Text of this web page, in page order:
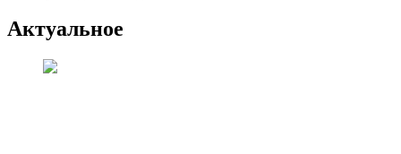
Актуальное